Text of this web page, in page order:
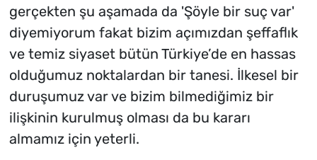
gerçekten şu aşamada da 'Şöyle bir suç var'
diyemiyorum fakat bizim açımızdan şeffaflık
ve temiz siyaset bütün Türkiye’de en hassas
olduğumuz noktalardan bir tanesi. İlkesel bir
duruşumuz var ve bizim bilmediğimiz bir
ilişkinin kurulmuş olması da bu kararı
almamız için yeterli.